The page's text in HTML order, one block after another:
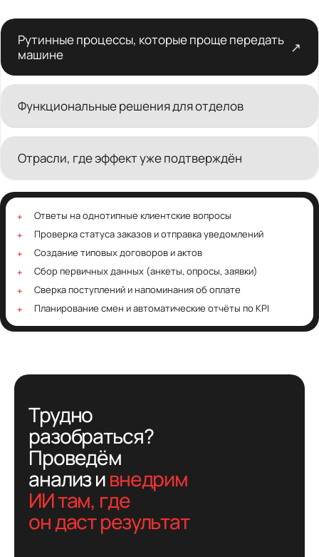
Рутинные процессы, которые проще передать
машине
↗
Функциональные решения для отделов
Отрасли, где эффект уже подтверждён
Ответы на однотипные клиентские вопросы
Проверка статуса заказов и отправка уведомлений
Создание типовых договоров и актов
Сбор первичных данных (анкеты, опросы, заявки)
Сверка поступлений и напоминания об оплате
Планирование смен и автоматические отчёты по KPI
Трудно
разобраться?
Проведём
анализ ивнедрим
ИИ там, где
он даст результат